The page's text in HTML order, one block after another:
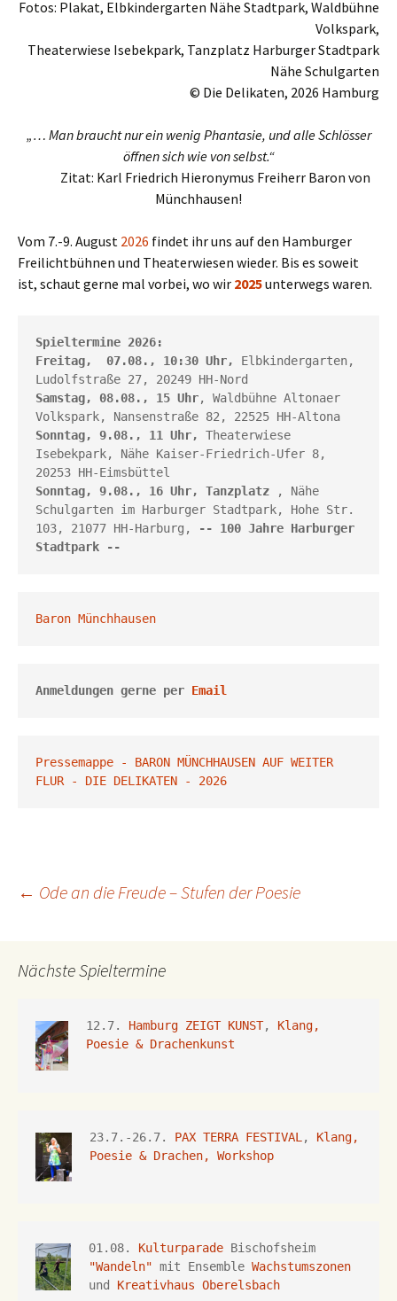
Fotos: Plakat, Elbkindergarten Nähe Stadtpark, Waldbühne
Volkspark,
Theaterwiese Isebekpark, Tanzplatz Harburger Stadtpark
Nähe Schulgarten
© Die Delikaten, 2026 Hamburg
„… Man braucht nur ein wenig Phantasie, und alle Schlösser
öffnen sich wie von selbst.“
Zitat: Karl Friedrich Hieronymus Freiherr Baron von
Münchhausen!
Vom 7.-9. August 2026 findet ihr uns auf den Hamburger
Freilichtbühnen und Theaterwiesen wieder. Bis es soweit
ist, schaut gerne mal vorbei, wo wir 2025unterwegs waren.
Spieltermine 2026:
Freitag,  07.08., 10:30 Uhr,
Elbkindergarten,
Samstag, 08.08., 15 Uhr, Waldbühne Altonaer
Volkspark, Nansenstraße 82, 22525 HH-Altona
Sonntag, 9.08., 11 Uhr,
Theaterwiese
Isebekpark, Nähe
20253 HH-Eimsbüttel
Sonntag, 9.08., 16 Uhr, Tanzplatz , Nähe
Schulgarten im Harburger Stadtpark, Hohe Str.
103, 21077 HH-Harburg,
-- 100 Jahre Harburger
Stadtpark --
Baron Münchhausen
Anmeldungen gerne per Email
Pressemappe - BARON MÜNCHHAUSEN AUF WEITER
FLUR - DIE DELIKATEN - 2026
Beitragsnavigation
← Ode an die Freude – Stufen der Poesie
Nächste Spieltermine
12.7. Hamburg ZEIGT KUNST, Klang,
Poesie & Drachenkunst
23.7.-26.7. PAX TERRA FESTIVAL , Klang,
Poesie & Drachen, Workshop
01.08. Kulturparade
"Wandeln" mit Ensemble Wachstumszonen
und Kreativhaus Oberelsbach